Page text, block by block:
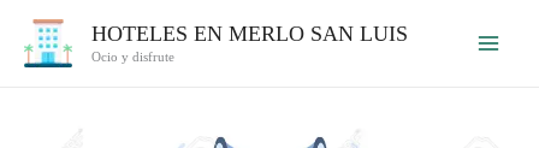
HOTELES EN MERLO SAN LUIS
Ocio y disfrute